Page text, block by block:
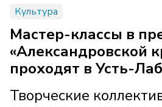
Культура
Мастер-классы в
«Александровской
проходят в Усть-
Творческие